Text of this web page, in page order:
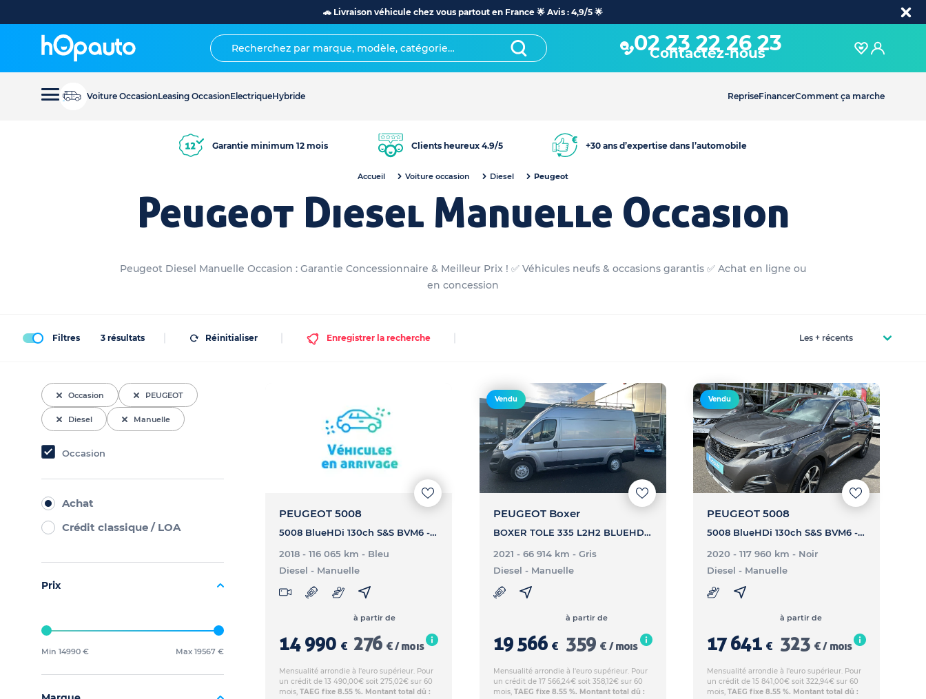
🚗 Livraison véhicule chez vous partout en France 🌟 Avis : 4,9/5 🌟
02 23 22 26 23
Contactez-nous
Voiture OccasionLeasing OccasionElectriqueHybride RepriseFinancerComment ça marche
Garantie minimum 12 mois Clients heureux 4.9/5 +30 ans d’expertise dans l’automobile
Accueil Voiture occasion Diesel Peugeot
Peugeot Diesel Manuelle Occasion
Peugeot Diesel Manuelle Occasion : Garantie Concessionnaire & Meilleur Prix ! ✅ Véhicules neufs & occasions garantis ✅ Achat en ligne ou
en concession
Filtres 3 résultats Réinitialiser Enregistrer la recherche
Occasion PEUGEOT
Diesel Manuelle
Occasion
Achat
Crédit classique / LOA
Prix
Min 14990 € Max 19567 €
PEUGEOT 5008
5008 BlueHDi 130ch S&S BVM6 - Active Business
2018 - 116 065 km - Bleu
Diesel - Manuelle
14 990 €
à partir de
276 € / mois
Mensualité arrondie à l'euro supérieur. Pour
un crédit de 13 490,00€ soit 275,02€ sur 60
mois, TAEG fixe 8.55 %. Montant total dû :
Vendu
PEUGEOT Boxer
BOXER TOLE 335 L2H2 BLUEHDI 140 S&S - ASPHALT
2021 - 66 914 km - Gris
Diesel - Manuelle
19 566 €
à partir de
359 € / mois
Mensualité arrondie à l'euro supérieur. Pour
un crédit de 17 566,24€ soit 358,12€ sur 60
mois, TAEG fixe 8.55 %. Montant total dû :
Vendu
PEUGEOT 5008
5008 BlueHDi 130ch S&S BVM6 - Allure
2020 - 117 960 km- Noir
Diesel - Manuelle
17 641 €
à partir de
323 € / mois
Mensualité arrondie à l'euro supérieur. Pour
un crédit de 15 841,00€ soit 322,94€ sur 60
mois,TAEG fixe 8.55 %. Montant total dû :